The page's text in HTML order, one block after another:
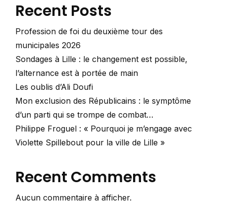
Recent Posts
Profession de foi du deuxième tour des
municipales 2026
Sondages à Lille : le changement est possible,
l’alternance est à portée de main
Les oublis d’Ali Doufi
Mon exclusion des Républicains : le symptôme
d’un parti qui se trompe de combat…
Philippe Froguel : « Pourquoi je m’engage avec
Violette Spillebout pour la ville de Lille »
Recent Comments
Aucun commentaire à afficher.